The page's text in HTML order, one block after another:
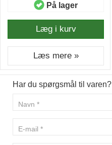
På lager
Læg i kurv
Læs mere »
Har du spørgsmål til varen?